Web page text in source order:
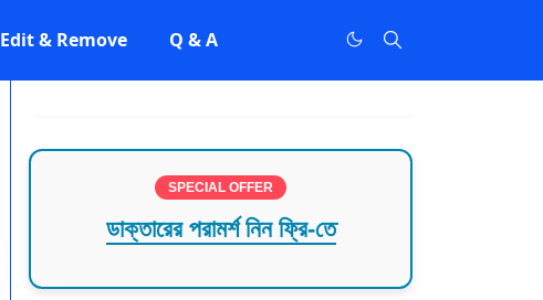
Edit & Remove Q & A
SPECIAL OFFER
ডাক্তারের পরামর্শ নিন ফ্রি-তে